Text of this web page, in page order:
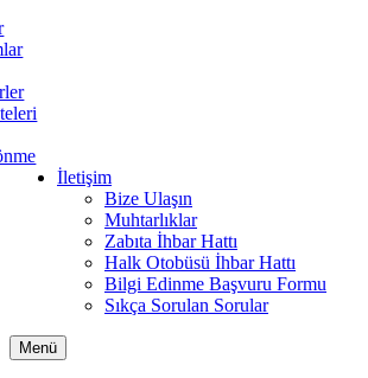
İletişim
Bize Ulaşın
Muhtarlıklar
Zabıta İhbar Hattı
Halk Otobüsü İhbar Hattı
Bilgi Edinme Başvuru Formu
Sıkça Sorulan Sorular
Menü